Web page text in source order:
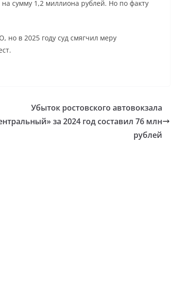
сумму 1,2 миллиона рублей. Но по факту
в 2025 году суд смягчил меру
Убыток ростовского автовокзала
за 2024 год составил 76 млн
рублей